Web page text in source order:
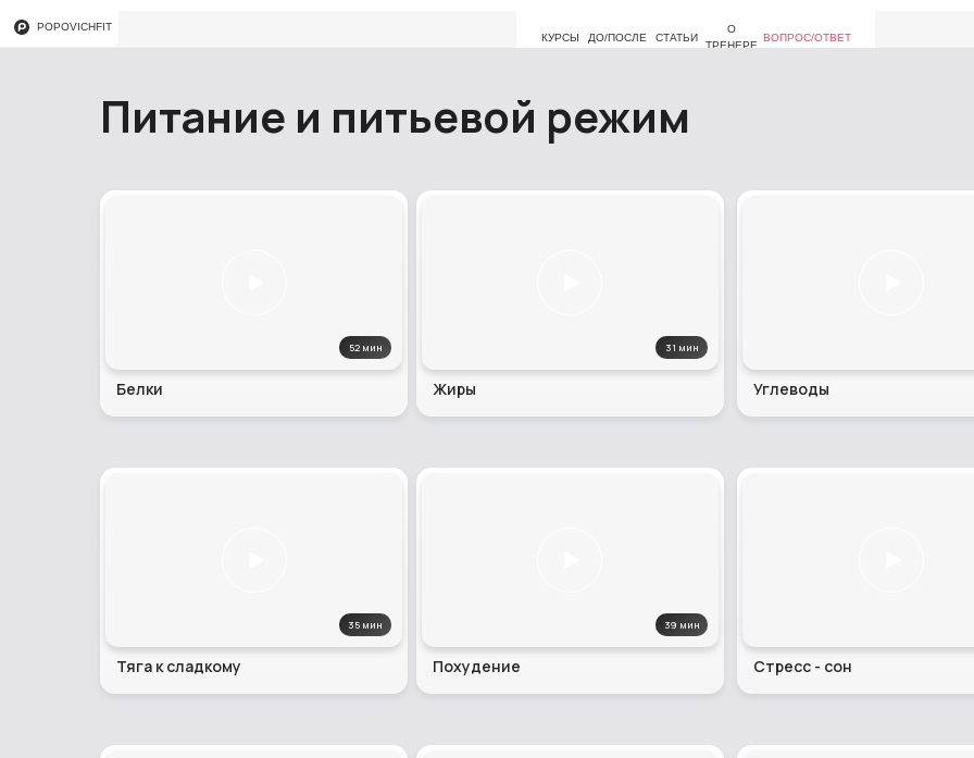
КУРСЫ ДО/ПОСЛЕ СТАТЬИ
О
ТРЕНЕРЕ
ВОПРОС/ОТВЕТ
POPOVICHFIT
Питание и питьевой режим
Белки
52 мин
Жиры
31 мин
Углеводы
Тяга к сладкому
35 мин
Похудение
39 мин
Стресс - сон